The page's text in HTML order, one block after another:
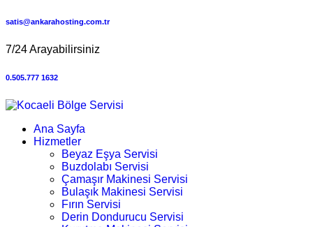
satis@ankarahosting.com.tr
7/24 Arayabilirsiniz
0.505.777 1632
Ana Sayfa
Hizmetler
Beyaz Eşya Servisi
Buzdolabı Servisi
Çamaşır Makinesi Servisi
Bulaşık Makinesi Servisi
Fırın Servisi
Derin Dondurucu Servisi